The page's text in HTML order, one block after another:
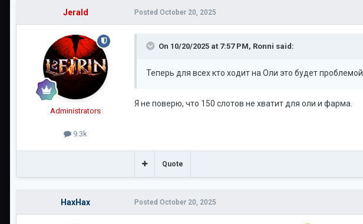
Jerald
Administrators
9.3k
Posted October 20, 2025
On 10/20/2025 at 7:57 PM, Ronni said:
Теперь для всех кто ходит на Оли это будет проблемой
Я не поверю, что 150 слотов не хватит для оли и фарма.
Quote
НахНах Posted October 20, 2025